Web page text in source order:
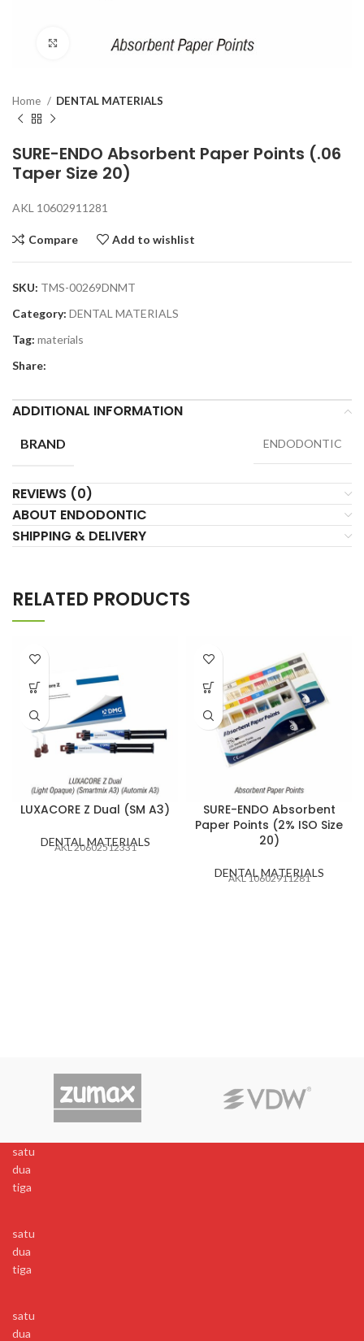
Click to enlarge
Home DENTAL MATERIALS
SURE-ENDO Absorbent Paper Points (.06
Taper Size 20)
AKL 10602911281
Compare Add to wishlist
SKU: TMS-00269DNMT
Category: DENTAL MATERIALS
Tag: materials
Share:
ADDITIONAL INFORMATION
BRAND ENDODONTIC
REVIEWS (0)
ABOUT ENDODONTIC
SHIPPING & DELIVERY
RELATED PRODUCTS
LUXACORE Z Dual (SM A3)
DENTAL MATERIALS
AKL 20602512331
SURE-ENDO Absorbent
Paper Points (2% ISO Size
20)
DENTAL MATERIALS
AKL 10602911281
satu
dua
tiga
satu
dua
tiga
satu
dua